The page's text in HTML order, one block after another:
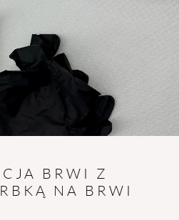
BLOG
SIĘ
BRWI Z
NA BRWI